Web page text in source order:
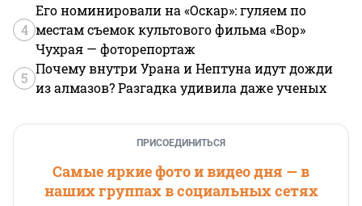
4
Его номинировали на «Оскар»: гуляем по
местам съемок культового фильма «Вор»
Чухрая — фоторепортаж
5
Почему внутри Урана и Нептуна идут дожди
из алмазов? Разгадка удивила даже ученых
ПРИСОЕДИНИТЬСЯ
Самые яркие фото и видео дня — в
наших группах в социальных сетях